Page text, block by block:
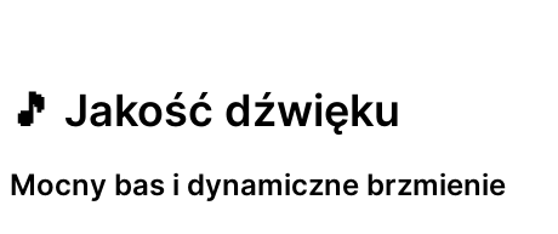
🎵 Jakość dźwięku
Mocny bas i dynamiczne brzmienie